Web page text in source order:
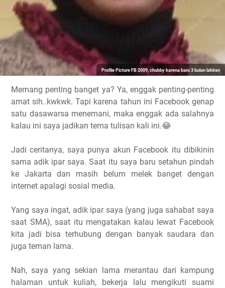
Profile Picture FB 2009, chubby karena baru 3 bulan lahiran
Memang penting banget ya? Ya, enggak penting-penting
amat sih..kwkwk. Tapi karena tahun ini Facebook genap
satu dasawarsa menemani, maka enggak ada salahnya
kalau ini saya jadikan tema tulisan kali ini.😂
Jadi ceritanya, saya punya akun Facebook itu dibikinin
sama adik ipar saya. Saat itu saya baru setahun pindah
ke Jakarta dan masih belum melek banget dengan
internet apalagi sosial media.
Yang saya ingat, adik ipar saya (yang juga sahabat saya
saat SMA), saat itu mengatakan kalau lewat Facebook
kita jadi bisa terhubung dengan banyak saudara dan
juga teman lama.
Nah, saya yang sekian lama merantau dari kampung
halaman untuk kuliah, bekerja lalu mengikuti suami